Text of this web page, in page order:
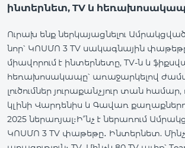
ինտերնետ, TV և հեռախոսակապ
Ուրախ ենք ներկայացնելու
նոր՝ ԿՈՍՄՈ 3 TV սակագնային
միավորում է ինտերնետը, TV-ն և
հեռախոսակապը՝ առաջարկելով
լուծումներ յուրաքանչյուր տան
կլինի Վարդենիս և Գավառ քաղաքներում
2025 ներառյալ։Ի՞նչ է ներառում
ԿՈՍՄՈ 3 TV փաթեթը․ Ինտերնետ. Մինչև 50 Մբիթ/վ